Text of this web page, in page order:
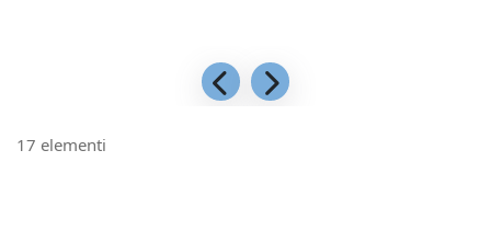
17 elementi